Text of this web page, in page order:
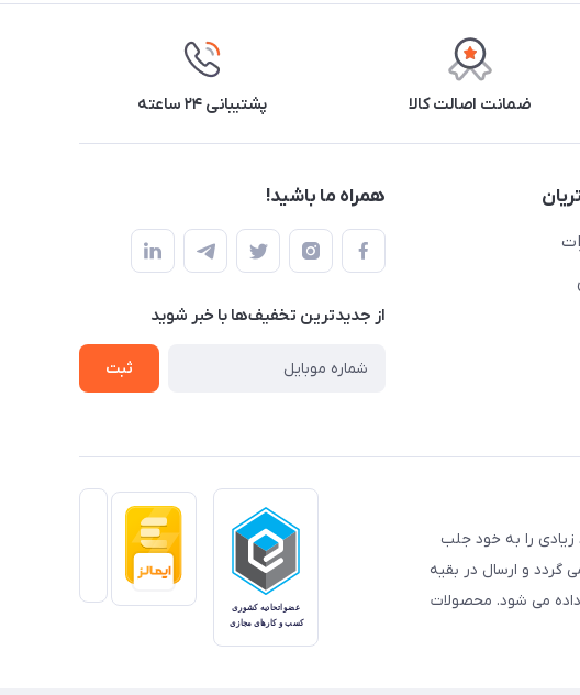
ضمانت اصالت کالا پشتیبانی ۲۴ ساعته
همراه ما باشید!
از جدید‌ترین تخفیف‌ها با‌ خبر شوید
ثبت
زیادی را به خود جلب
گردد و ارسال در بقیه
داده می شود. محصولات